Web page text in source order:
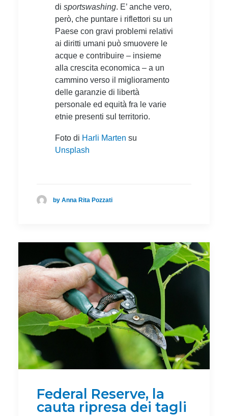
di sportswashing. E’ anche vero,
però, che puntare i riflettori su un
Paese con gravi problemi relativi
ai diritti umani può smuovere le
acque e contribuire – insieme
alla crescita economica – a un
cammino verso il miglioramento
delle garanzie di libertà
personale ed equità fra le varie
etnie presenti sul territorio.
Foto di Harli Marten su
Unsplash
by Anna Rita Pozzati
Federal Reserve, la
cauta ripresa dei tagli